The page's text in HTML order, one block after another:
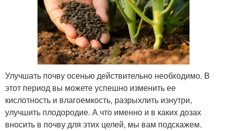
Улучшать почву осенью действительно необходимо. В
этот период вы можете успешно изменить ее
кислотность и влагоемкость, разрыхлить изнутри,
улучшить плодородие. А что именно и в каких дозах
вносить в почву для этих целей, мы вам подскажем.